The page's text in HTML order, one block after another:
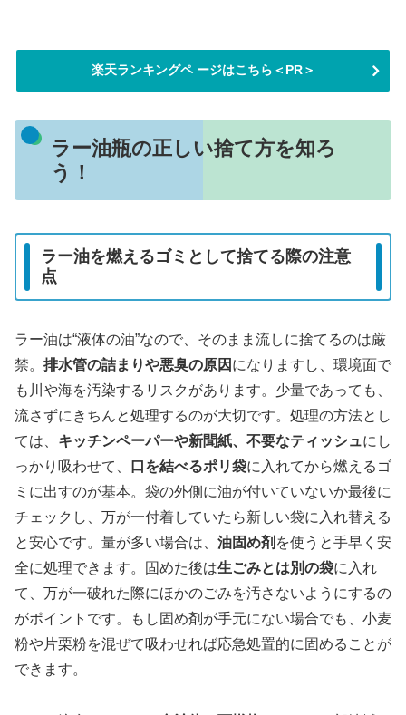
楽天ランキングペ ージはこちら＜PR＞
ラー油瓶の正しい捨て方を知ろ
う！
ラー油を燃えるゴミとして捨てる際の注意
点
ラー油は“液体の油”なので、そのまま流しに捨てるのは厳
禁。 排水管の詰まりや悪臭の原因 になりますし、環境面で
も川や海を汚染するリスクがあります。少量であっても、
流さずにきちんと処理するのが大切です。処理の方法とし
ては、 キッチンペーパーや新聞紙、不要なティッシュにし
っかり吸わせて、
口を結べるポリ袋に入れてから燃えるゴ
ミに出すのが基本。袋の外側に油が付いていないか最後に
チェックし、万が一付着していたら新しい袋に入れ替える
と安心です。量が多い場合は、 油固め剤 を使うと手早く安
全に処理できます。固めた後は生ごみとは別の袋に入れ
て、万が一破れた際にほかのごみを汚さないようにするの
がポイントです。もし固め剤が手元にない場合でも、小麦
粉や片栗粉を混ぜて吸わせれば応急処置的に固めることが
できます。